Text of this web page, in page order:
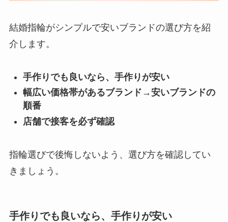
結婚指輪がシンプルで安いブランドの選び方を紹
介します。
手作りでも良いなら、手作りが安い
幅広い価格帯があるブランド→安いブランドの
順番
店舗で接客を必ず確認
指輪選びで後悔しないよう、選び方を確認してい
きましょう。
手作りでも良いなら、手作りが安い